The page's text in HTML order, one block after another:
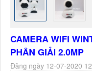
CAMERA WIFI
PHÂN GIẢI 2.0MP
Đăng ngày 12-07-2020